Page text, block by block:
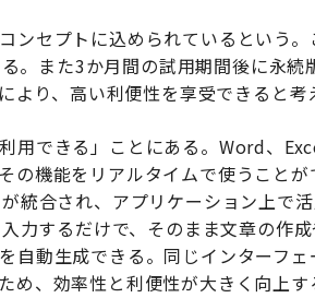
ンセプトに込められているという
また3か月間の試用期間後に永続
り、高い利便性を享受できると考
用できる」ことにある。Word、
の機能をリアルタイムで使うこと
合され、アプリケーション上で活
するだけで、そのまま文章の作成
自動生成できる。同じインターフ
め、効率性と利便性が大きく向上す